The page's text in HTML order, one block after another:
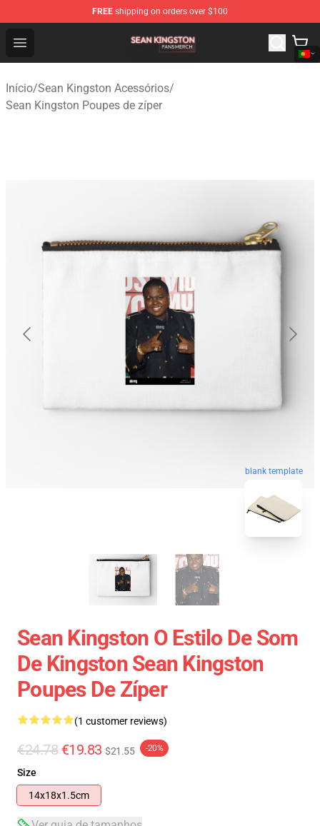
FREE shipping on orders over $100
Open menu
Sean Kingston Shop - Official Sean Kingston
Início/Sean Kingston Acessórios/
Sean Kingston Poupes de zíper
blank template
Sean Kingston O Estilo De Som
De Kingston Sean Kingston
Poupes De Zíper
(1 customer reviews)
€24.78 €19.83 $21.55 -20%
Size
14x18x1.5cm